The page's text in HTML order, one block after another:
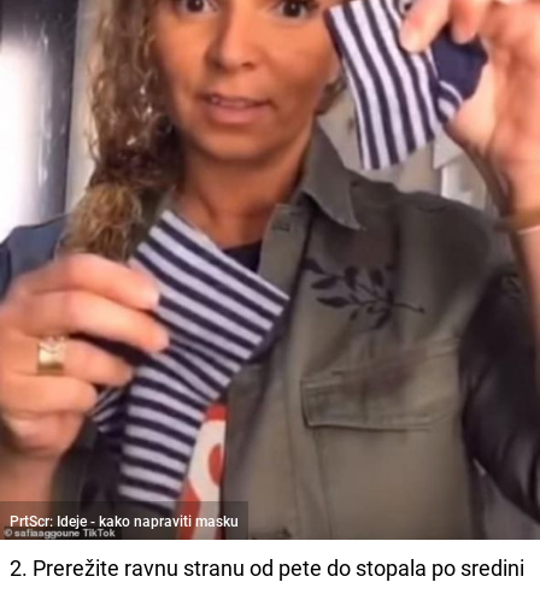
PrtScr: Ideje - kako napraviti masku
2. Prerežite ravnu stranu od pete do stopala po sredini